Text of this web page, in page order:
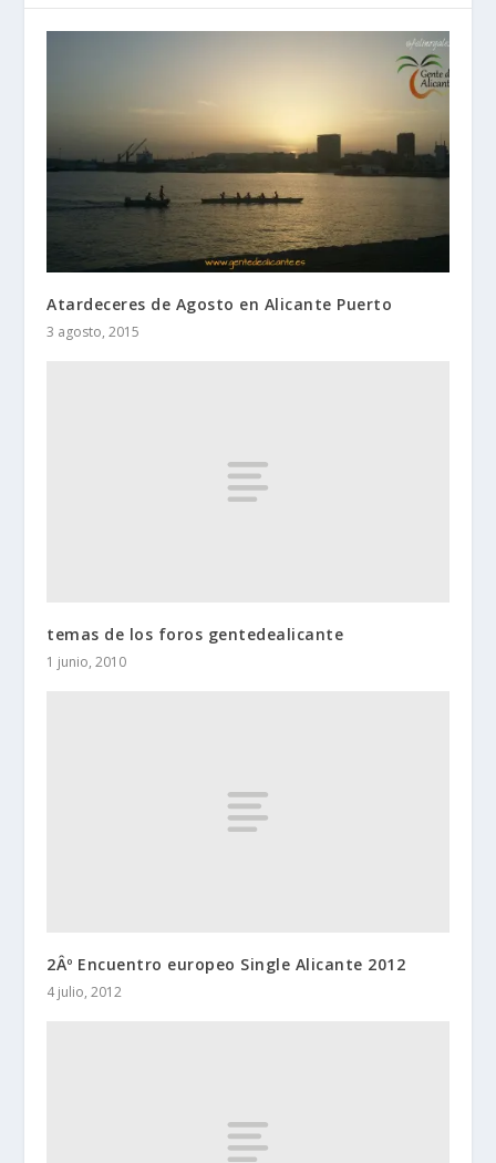
Atardeceres de Agosto en Alicante Puerto
3 agosto, 2015
temas de los foros gentedealicante
1 junio, 2010
2Âº Encuentro europeo Single Alicante 2012
4 julio, 2012